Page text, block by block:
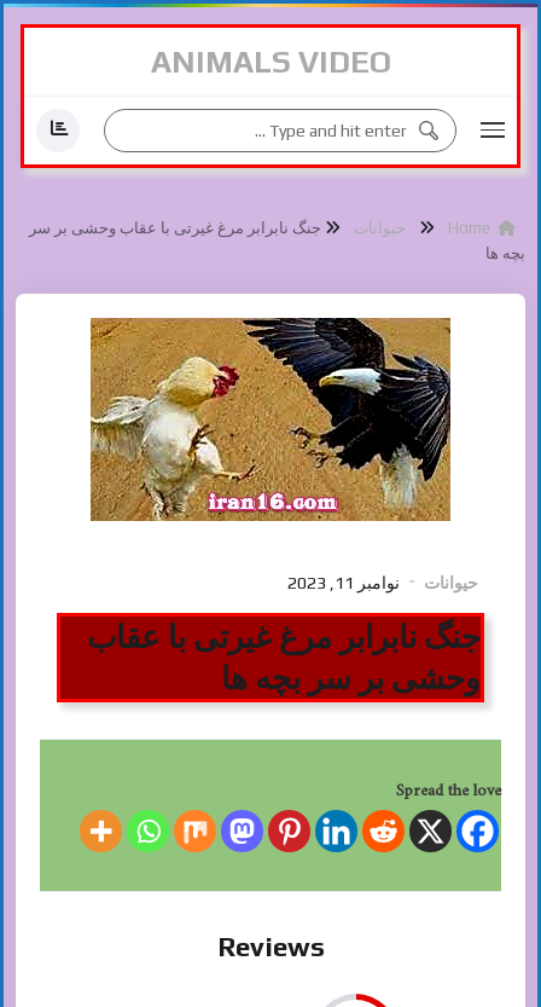
ANIMALS VIDEO
حیوانات
جنگ نابرابر مرغ غیرتی با عقاب وحشی بر سر
بچه ها
حیوانات نوامبر 11, 2023
جنگ نابرابر مرغ غیرتی با عقاب
وحشی بر سر بچه ها
Spread the love
Reviews